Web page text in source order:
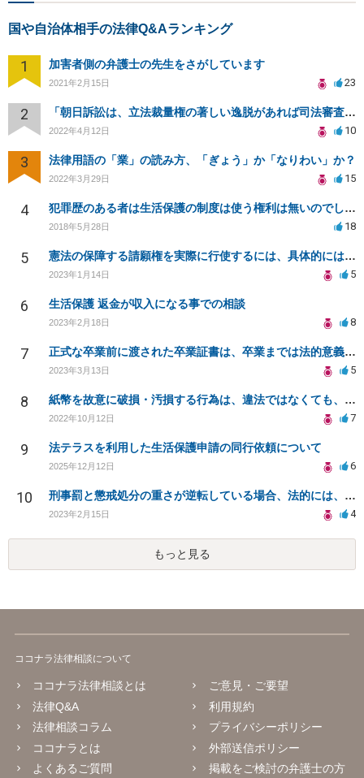
国や自治体相手の法律Q&Aランキング
1 加害者側の弁護士の先生をさがしています
2021年2月15日 23
2 「朝日訴訟は、立法裁量権の著しい逸脱があれば司法審査の可能性を認めるという判例」という説明は誤りでは
2022年4月12日 10
3 法律用語の「業」の読み方、「ぎょう」か「なりわい」か？
2022年3月29日 15
4 犯罪歴のある者は生活保護の制度は使う権利は無いのでしょうか？
2018年5月28日 18
5 憲法の保障する請願権を実際に行使するには、具体的にはどのような手続きを踏めばよいのですか？
2023年1月14日 5
6 生活保護 返金が収入になる事での相談
2023年2月18日 8
7 正式な卒業前に渡された卒業証書は、卒業までは法的意義ある？卒業証書授与後に卒業撤回されたらどうなる？
2023年3月13日 5
8 紙幣を故意に破損・汚損する行為は、違法ではなくても、「権利の濫用」や「公序良俗に反する行為」に該当？
2022年10月12日 7
9 法テラスを利用した生活保護申請の同行依頼について
2025年12月12日 6
10 刑事罰と懲戒処分の重さが逆転している場合、法的には、どちらのが罪が〝重い〟ということになるのか？
2023年2月15日 4
もっと見る
ココナラ法律相談について
ココナラ法律相談とは
法律Q&A
法律相談コラム
ココナラとは
よくあるご質問
ご意見・ご要望
利用規約
プライバシーポリシー
外部送信ポリシー
掲載をご検討の弁護士の方